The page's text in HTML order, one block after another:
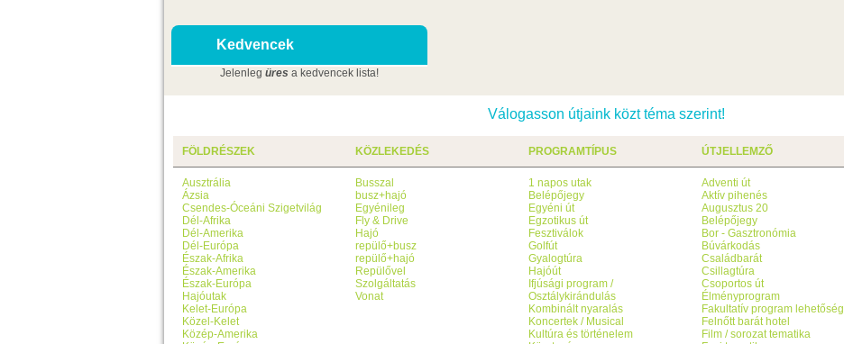
Kedvencek
Jelenleg üres a kedvencek lista!
Válogasson útjaink közt téma szerint!
FÖLDRÉSZEK
Ausztrália
Ázsia
Csendes-Óceáni Szigetvilág
Dél-Afrika
Dél-Amerika
Dél-Európa
Észak-Afrika
Észak-Amerika
Észak-Európa
Hajóutak
Kelet-Európa
Közel-Kelet
Közép-Amerika
KÖZLEKEDÉS
Busszal
busz+hajó
Egyénileg
Fly & Drive
Hajó
repülő+busz
repülő+hajó
Repülővel
Szolgáltatás
Vonat
PROGRAMTÍPUS
1 napos utak
Belépőjegy
Egyéni út
Egzotikus út
Fesztiválok
Golfút
Gyalogtúra
Hajóút
Ifjúsági program /
Osztálykirándulás
Kombinált nyaralás
Koncertek / Musical
Kultúra és történelem
ÚTJELLEMZŐ
Adventi út
Aktív pihenés
Augusztus 20
Belépőjegy
Bor - Gasztronómia
Búvárkodás
Családbarát
Csillagtúra
Csoportos út
Élményprogram
Fakultatív program lehetőség
Felnőtt barát hotel
Film / sorozat tematika